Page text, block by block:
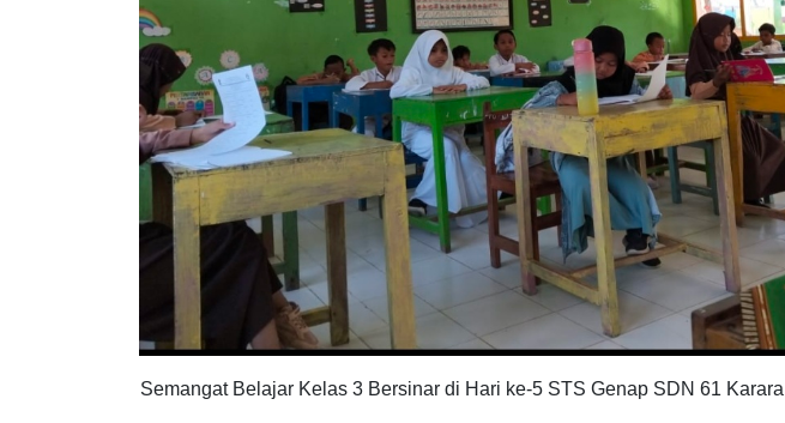
Semangat Belajar Kelas 3 Bersinar di Hari ke-5 STS Genap SDN 61 Karara